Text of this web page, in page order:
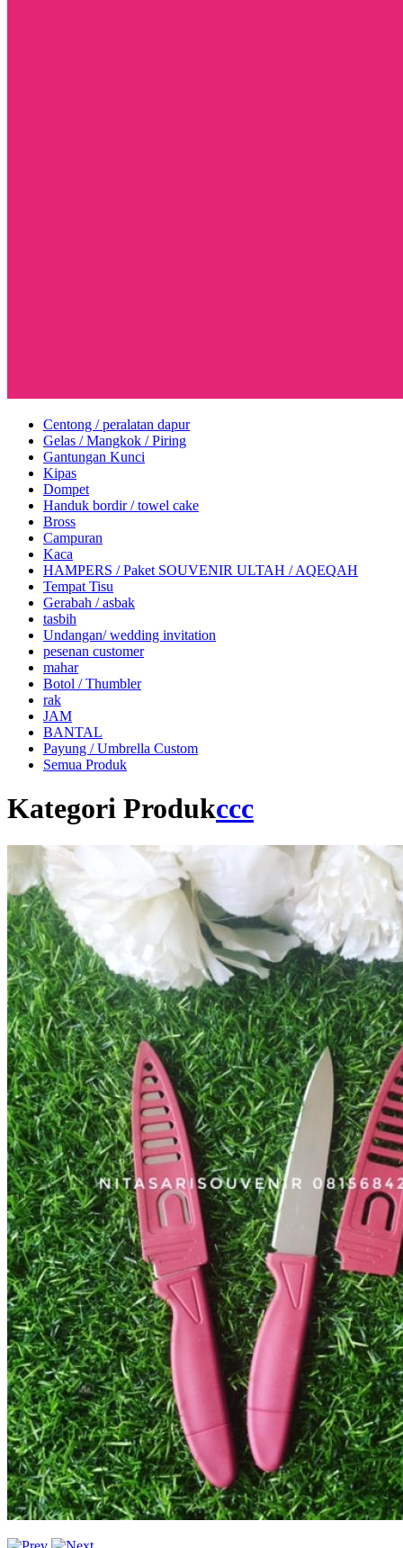
Centong / peralatan dapur
Gelas / Mangkok / Piring
Gantungan Kunci
Kipas
Dompet
Handuk bordir / towel cake
Bross
Campuran
Kaca
HAMPERS / Paket SOUVENIR ULTAH / AQEQAH
Tempat Tisu
Gerabah / asbak
tasbih
Undangan/ wedding invitation
pesenan customer
mahar
Botol / Thumbler
rak
JAM
BANTAL
Payung / Umbrella Custom
Semua Produk
Kategori Produkccc